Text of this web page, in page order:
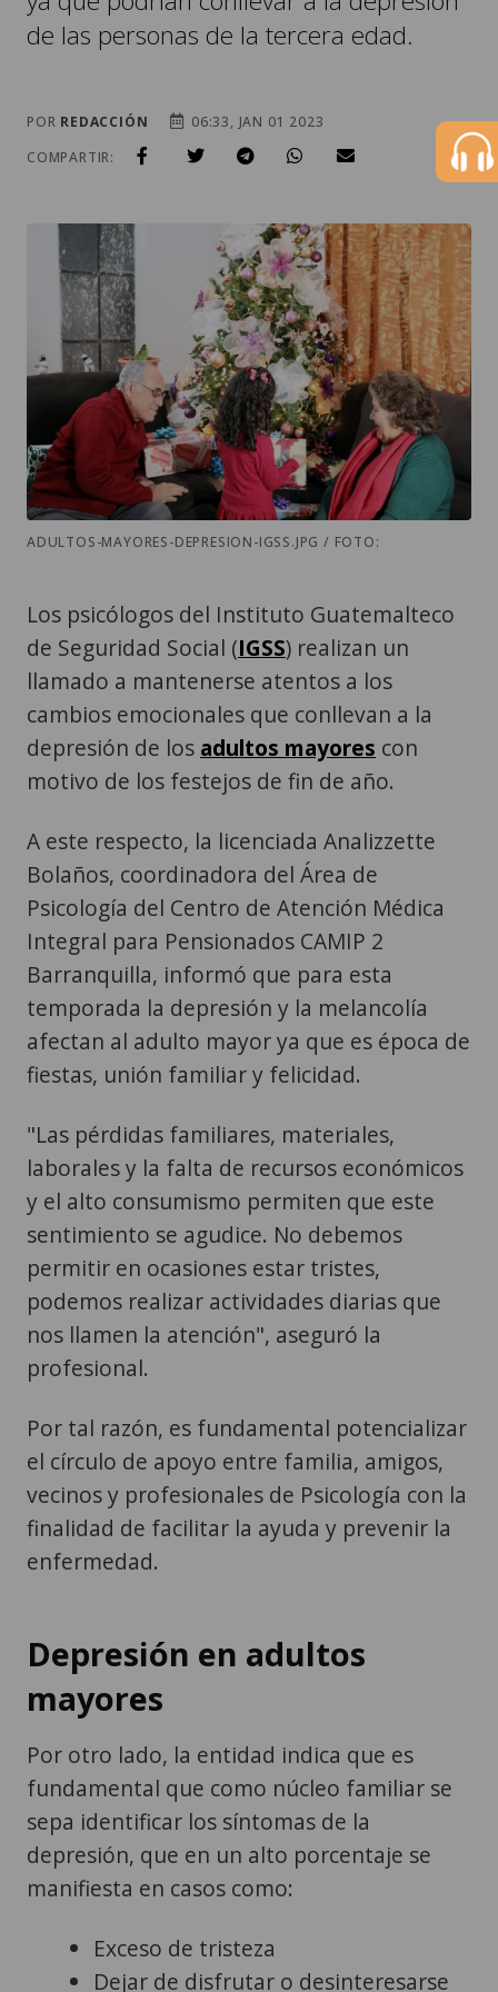
de las personas de la tercera edad.
POR REDACCIÓN
06:33, JAN 01 2023
COMPARTIR:
ADULTOS-MAYORES-DEPRESION-IGSS.JPG / FOTO:
Los psicólogos del Instituto Guatemalteco
de Seguridad Social (IGSS) realizan un
llamado a mantenerse atentos a los
cambios emocionales que conllevan a la
depresión de los adultos mayores con
motivo de los festejos de fin de año.
A este respecto, la licenciada Analizzette
Bolaños, coordinadora del Área de
Psicología del Centro de Atención Médica
Integral para Pensionados CAMIP 2
Barranquilla, informó que para esta
temporada la depresión y la melancolía
afectan al adulto mayor ya que es época de
fiestas, unión familiar y felicidad.
"Las pérdidas familiares, materiales,
laborales y la falta de recursos económicos
y el alto consumismo permiten que este
sentimiento se agudice. No debemos
permitir en ocasiones estar tristes,
podemos realizar actividades diarias que
nos llamen la atención", aseguró la
profesional.
Por tal razón, es fundamental potencializar
el círculo de apoyo entre familia, amigos,
vecinos y profesionales de Psicología con la
finalidad de facilitar la ayuda y prevenir la
enfermedad.
Depresión en adultos
mayores
Por otro lado, la entidad indica que es
fundamental que como núcleo familiar se
sepa identificar los síntomas de la
depresión, que en un alto porcentaje se
manifiesta en casos como:
Exceso de tristeza
Dejar de disfrutar o desinteresarse